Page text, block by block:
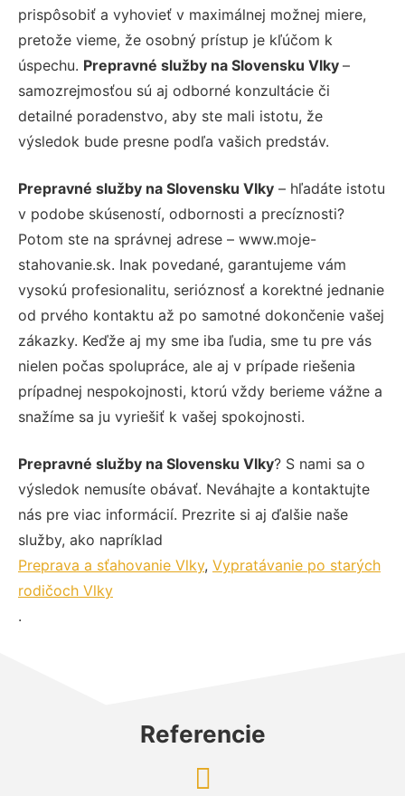
prispôsobiť a vyhovieť v maximálnej možnej miere,
pretože vieme, že osobný prístup je kľúčom k
úspechu. Prepravné služby na Slovensku Vlky –
samozrejmosťou sú aj odborné konzultácie či
detailné poradenstvo, aby ste mali istotu, že
výsledok bude presne podľa vašich predstáv.
Prepravné služby na Slovensku Vlky – hľadáte istotu
v podobe skúseností, odbornosti a precíznosti?
Potom ste na správnej adrese – www.moje-
stahovanie.sk. Inak povedané, garantujeme vám
vysokú profesionalitu, serióznosť a korektné jednanie
od prvého kontaktu až po samotné dokončenie vašej
zákazky. Keďže aj my sme iba ľudia, sme tu pre vás
nielen počas spolupráce, ale aj v prípade riešenia
prípadnej nespokojnosti, ktorú vždy berieme vážne a
snažíme sa ju vyriešiť k vašej spokojnosti.
Prepravné služby na Slovensku Vlky? S nami sa o
výsledok nemusíte obávať. Neváhajte a kontaktujte
nás pre viac informácií. Prezrite si aj ďalšie naše
služby, ako napríklad
Preprava a sťahovanie Vlky, Vypratávanie po starých
rodičoch Vlky
.
Referencie